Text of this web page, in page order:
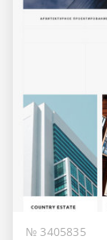
№ 3405835